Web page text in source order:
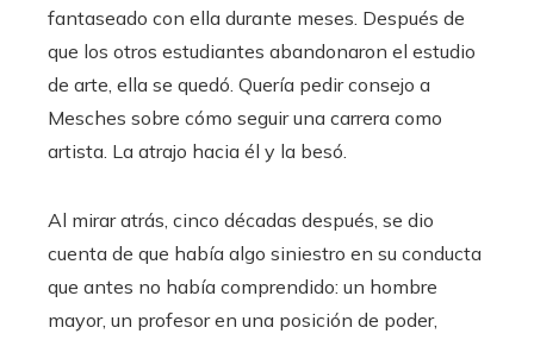
fantaseado con ella durante meses. Después de
que los otros estudiantes abandonaron el estudio
de arte, ella se quedó. Quería pedir consejo a
Mesches sobre cómo seguir una carrera como
artista. La atrajo hacia él y la besó.
Al mirar atrás, cinco décadas después, se dio
cuenta de que había algo siniestro en su conducta
que antes no había comprendido: un hombre
mayor, un profesor en una posición de poder,